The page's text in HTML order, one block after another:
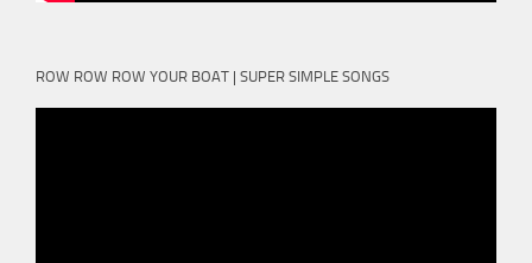
ROW ROW ROW YOUR BOAT | SUPER SIMPLE SONGS